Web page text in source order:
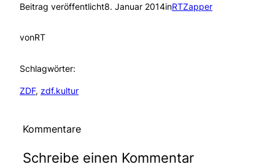
Beitrag veröffentlicht8. Januar 2014inRTZapper
vonRT
Schlagwörter:
ZDF, zdf.kultur
Kommentare
Schreibe einen Kommentar